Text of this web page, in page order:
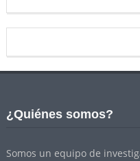
¿Quiénes somos?
Somos un equipo de